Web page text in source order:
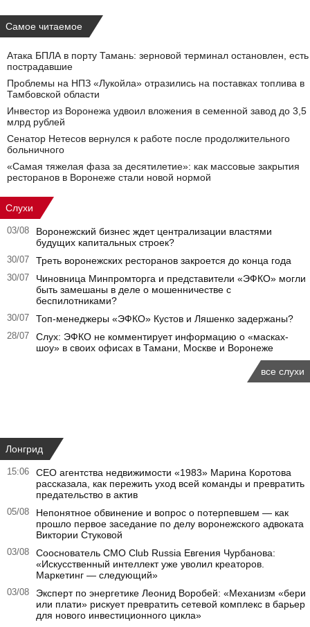
Самое читаемое
Атака БПЛА в порту Тамань: зерновой терминал остановлен, есть
пострадавшие
Проблемы на НПЗ «Лукойла» отразились на поставках топлива в
Тамбовской области
Инвестор из Воронежа удвоил вложения в семенной завод до 3,5
млрд рублей
Сенатор Нетесов вернулся к работе после продолжительного
больничного
«Самая тяжелая фаза за десятилетие»: как массовые закрытия
ресторанов в Воронеже стали новой нормой
Слухи
03/08
Воронежский бизнес ждет централизации властями
будущих капитальных строек?
30/07 Треть воронежских ресторанов закроется до конца года
30/07
Чиновница Минпромторга и представители «ЭФКО» могли
быть замешаны в деле о мошенничестве с
беспилотниками?
30/07 Топ-менеджеры «ЭФКО» Кустов и Ляшенко задержаны?
28/07
Слух: ЭФКО не комментирует информацию о «масках-
шоу» в своих офисах в Тамани, Москве и Воронеже
все слухи
Лонгрид
15:06
CEO агентства недвижимости «1983» Марина Коротова
рассказала, как пережить уход всей команды и превратить
предательство в актив
05/08
Непонятное обвинение и вопрос о потерпевшем — как
прошло первое заседание по делу воронежского адвоката
Виктории Стуковой
03/08
Сооснователь CMO Club Russia Евгения Чурбанова:
«Искусственный интеллект уже уволил креаторов.
Маркетинг — следующий»
03/08
Эксперт по энергетике Леонид Воробей: «Механизм «бери
или плати» рискует превратить сетевой комплекс в барьер
для нового инвестиционного цикла»